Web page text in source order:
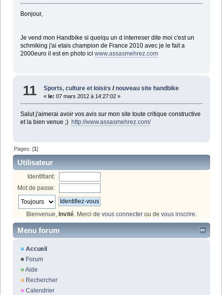
Bonjour,
Je vend mon Handbike si quelqu un d interreser dite moi c'est un
schmiking j'ai etais champion de France 2010 avec je le fait a
2000euro il est en photo ici www.assasmehrez.com
11 Sports, culture et loisirs /nouveau site handbike
«le: 07 mars 2012 à 14:27:02 »
Salut j'aimerai avoir vos avis sur mon site toute critique constructive
et la bien venue ;) http://www.assasmehrez.com/
Pages: [1]
Utilisateur
Identifiant:
Mot de passe:
Bienvenue, Invité. Merci de vous connecter ou de vous inscrire.
Menu forum
Accueil
Forum
Aide
Rechercher
Calendrier